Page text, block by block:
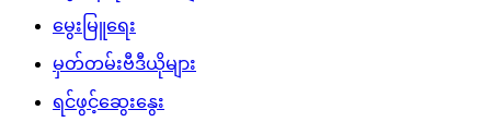
မွေးမြူရေး
မှတ်တမ်းဗီဒီယိုများ
ရင်ဖွင့်ဆွေးနွေး